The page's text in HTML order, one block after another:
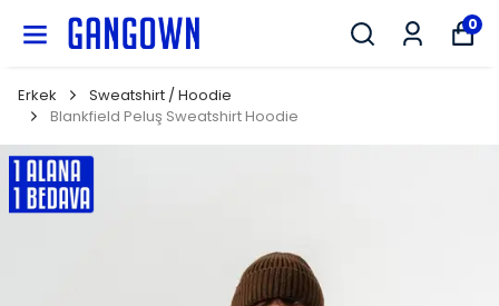
0
Erkek
Sweatshirt / Hoodie
Blankfield Peluş Sweatshirt Hoodie